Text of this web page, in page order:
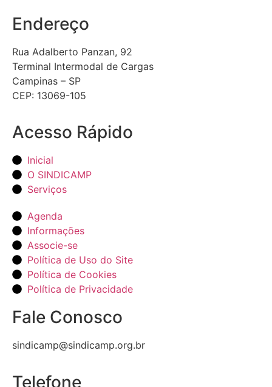
Endereço
Rua Adalberto Panzan, 92
Terminal Intermodal de Cargas
Campinas – SP
CEP: 13069-105
Acesso Rápido
Inicial
O SINDICAMP
Serviços
Agenda
Informações
Associe-se
Política de Uso do Site
Política de Cookies
Política de Privacidade
Fale Conosco
sindicamp@sindicamp.org.br
Telefone